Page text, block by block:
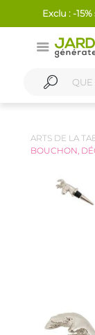
Exclu : -
ARTS DE LA
BOUCHON,